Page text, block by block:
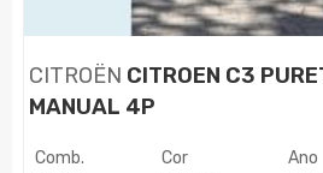
CITROËN CITROEN C3
MANUAL 4P
Comb. Cor Ano